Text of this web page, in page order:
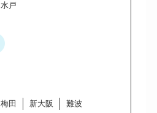
水戸
梅田 新大阪
難波